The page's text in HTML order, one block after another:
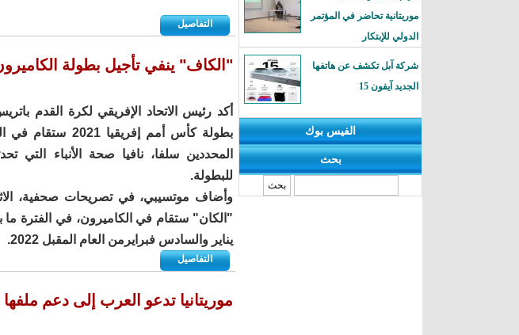
موريتانية تحاضر في المؤتمر
الدولي للإبتكار
شركة آبل تكشف عن هاتفها
الجديد آيفون 15
الفيس بوك
بحث
التفاصيل
"الكاف" ينفي تأجيل بطولة الكاميرون
أكد رئيس الاتحاد الإفريقي لكرة القدم
بطولة كأس أمم إفريقيا
المحددين سلفا، نافيا صحة الأنباء التي
للبطولة.
وأضاف موتسيبي، في تصريحات صحفية،
"الكان" ستقام في الكاميرون، في الفترة ما
يناير والسادس فبرايرمن العام المقبل 2022.
التفاصيل
موريتانيا تدعو العرب إلى دعم